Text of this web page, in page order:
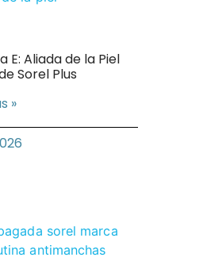
E: Aliada de la Piel
Sorel Plus
»